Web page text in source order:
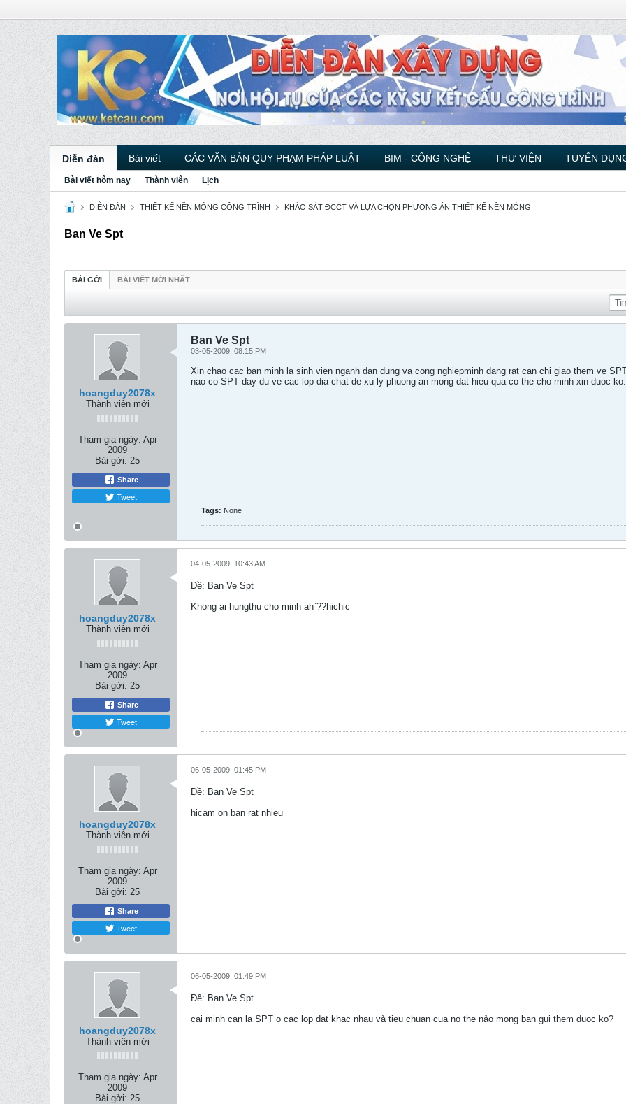
Diễn đàn Bài viết CÁC VĂN BẢN QUY PHẠM PHÁP LUẬT BIM - CÔNG NGHỆ THƯ VIỆN TUYỂN
Bài viết hôm nay Thành viên Lịch
DIỄN ĐÀN THIẾT KẾ NỀN MÓNG CÔNG TRÌNH KHẢO SÁT ĐCCT VÀ LỰA CHỌN PHƯƠNG ÁN THIẾT KẾ NỀN MÓNG
Ban Ve Spt
BÀI GỞI BÀI VIẾT MỚI NHẤT
hoangduy2078x
Thành viên mới
Tham gia ngày: Apr
2009
Bài gởi: 25
Share
Tweet
Ban Ve Spt
03-05-2009, 08:15 PM
Xin chao cac ban minh la sinh vien nganh dan dung va cong nghiẹpminh dang rat can chi giao them ve
nao co SPT day du ve cac lop dia chat de xu ly phuong an mong dat hieu qua co the cho minh xin duoc
Tags: None
hoangduy2078x
Thành viên mới
Tham gia ngày: Apr
2009
Bài gởi: 25
Share
Tweet
04-05-2009, 10:43 AM
Ðề: Ban Ve Spt
Khong ai hungthu cho minh ah`??hichic
hoangduy2078x
Thành viên mới
Tham gia ngày: Apr
2009
Bài gởi: 25
Share
Tweet
06-05-2009, 01:45 PM
Ðề: Ban Ve Spt
hịcam on ban rat nhieu
hoangduy2078x
Thành viên mới
Tham gia ngày: Apr
2009
Bài gởi: 25
06-05-2009, 01:49 PM
Ðề: Ban Ve Spt
cai minh can la SPT o cac lop dat khac nhau và tieu chuan cua no the nảo mong ban gui them duoc ko?